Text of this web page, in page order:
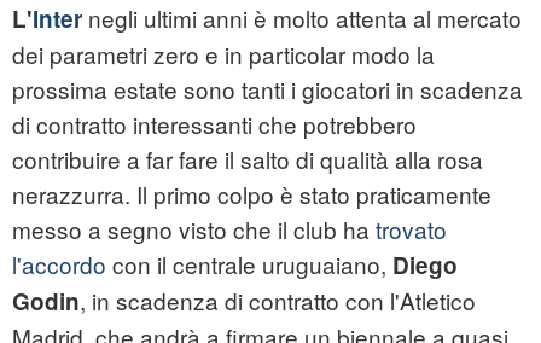
L'Inter negli ultimi anni è molto attenta al mercato
dei parametri zero e in particolar modo la
prossima estate sono tanti i giocatori in scadenza
di contratto interessanti che potrebbero
contribuire a far fare il salto di qualità alla rosa
nerazzurra. Il primo colpo è stato praticamente
messo a segno visto che il club ha trovato
l'accordo con il centrale uruguaiano, Diego
Godin, in scadenza di contratto con l'Atletico